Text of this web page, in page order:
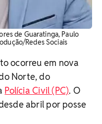
de Guaratinga, Paulo
Redes Sociais
ocorreu em nova
Norte, do
Polícia Civil (PC). O
abril por posse